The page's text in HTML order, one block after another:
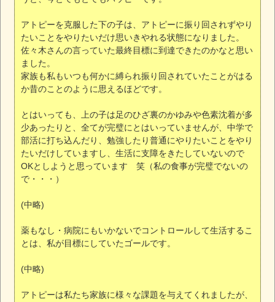
アトピーを克服した下の子は、アトピーに振り回されずやり
たいことをやりたいだけ思いきやれる状態になりました。
佐々木さんの言っていた最終目標に到達できたのかなと思い
ました。
家族も私もいつも何かに縛られ振り回されていたことがはる
か昔のことのように思えるほどです。
とはいっても、上の子は足のひざ裏のかゆみや色素沈着が多
少あったりと、全てが完璧にとはいっていませんが、中学で
部活に打ち込んだり、勉強したり普通にやりたいことをやり
たいだけしていますし、生活に支障をきたしていないので
OKとしようと思っています 笑（私の食事が完璧でないの
で・・・）
(中略)
薬もなし・病院にもいかないでコントロールして生活するこ
とは、私が目標にしていたゴールです。
(中略)
アトピーは私たち家族に様々な課題を与えてくれましたが、